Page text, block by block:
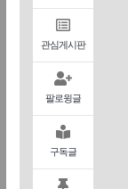
관심게시판
팔로윙글
구독글